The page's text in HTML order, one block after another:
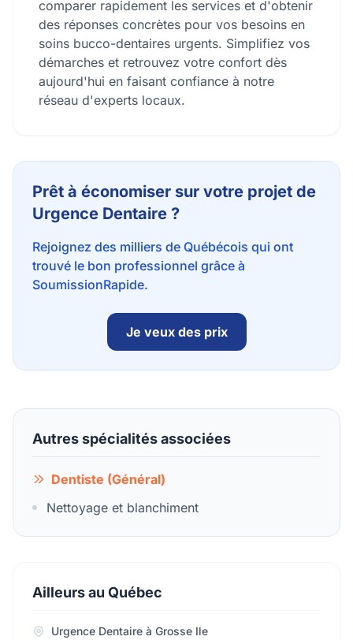
comparer rapidement les services et d'obtenir
des réponses concrètes pour vos besoins en
soins bucco-dentaires urgents. Simplifiez vos
démarches et retrouvez votre confort dès
aujourd'hui en faisant confiance à notre
réseau d'experts locaux.
Prêt à économiser sur votre projet de
Urgence Dentaire ?
Rejoignez des milliers de Québécois qui ont
trouvé le bon professionnel grâce à
SoumissionRapide.
Je veux des prix
Autres spécialités associées
Dentiste (Général)
Nettoyage et blanchiment
Ailleurs au Québec
Urgence Dentaire à Grosse Ile